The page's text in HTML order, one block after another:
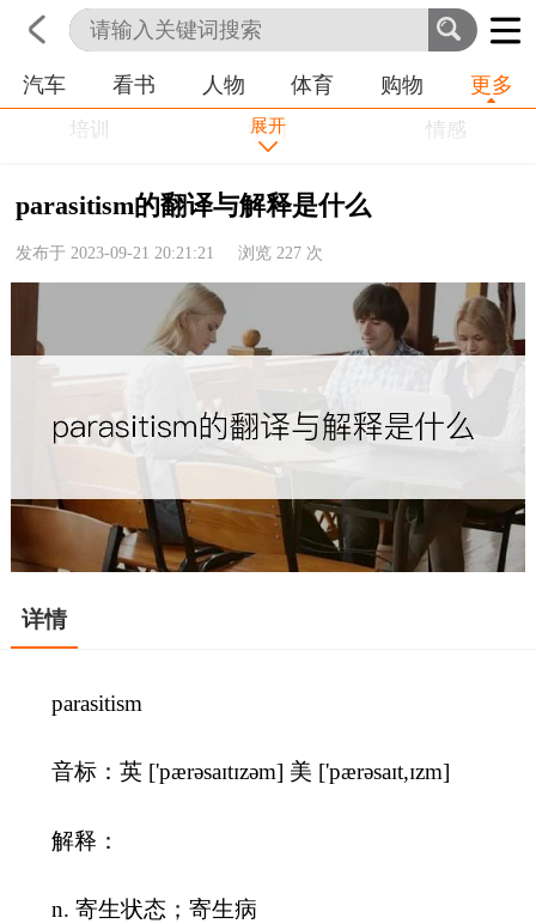
首页 科技 生活 职业
汽车 看书 人物 体育 购物 更多
培训 学习
情感
农业
命理
健康
历史
展开
parasitism的翻译与解释是什么
发布于 2023-09-21 20:21:21 浏览227 次
详情
parasitism
音标：英 ['pærəsaɪtɪzəm] 美 ['pærəsaɪt,ɪzm]
解释：
n. 寄生状态；寄生病